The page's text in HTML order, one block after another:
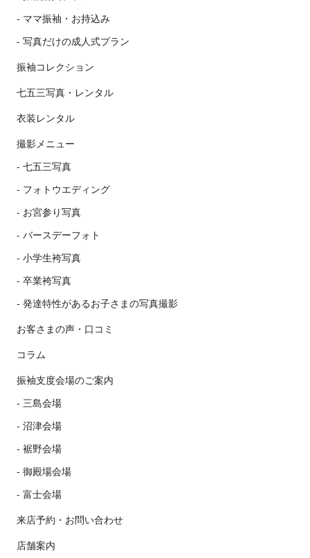
ママ振袖・お持込み
写真だけの成人式プラン
振袖コレクション
七五三写真・レンタル
衣装レンタル
撮影メニュー
七五三写真
フォトウエディング
お宮参り写真
バースデーフォト
小学生袴写真
卒業袴写真
発達特性があるお子さまの写真撮影
お客さまの声・口コミ
コラム
振袖支度会場のご案内
三島会場
沼津会場
裾野会場
御殿場会場
富士会場
来店予約・お問い合わせ
店舗案内